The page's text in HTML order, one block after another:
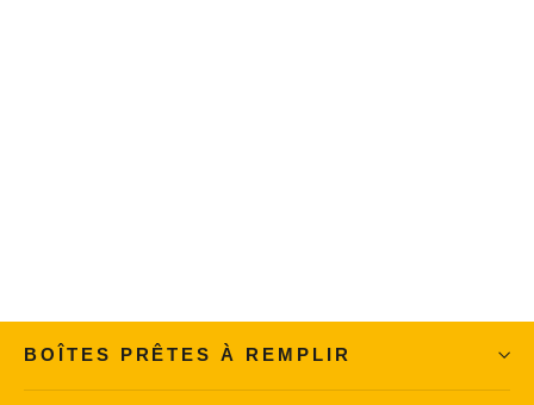
BOÎTES PRÊTES À REMPLIR